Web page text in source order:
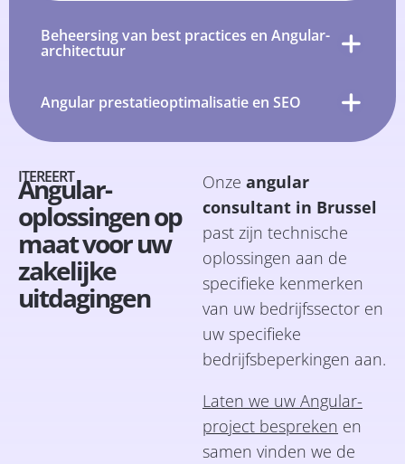
Beheersing van best practices en Angular-
architectuur
Angular prestatieoptimalisatie en SEO
ITEREERT
Angular-
oplossingen op
maat voor uw
zakelijke
uitdagingen
Onze angular
consultant in Brussel
past zijn technische
oplossingen aan de
specifieke kenmerken
van uw bedrijfssector en
uw specifieke
bedrijfsbeperkingen aan.
Laten we uw Angular-
project bespreken en
samen vinden we de